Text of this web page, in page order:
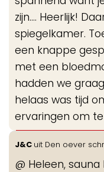
zijn.... Heerlijk!
spiegelkamer.
een knappe
met een
hadden we
helaas was tijd
ervaringen om
J&C uit Den oever
@ Heleen,